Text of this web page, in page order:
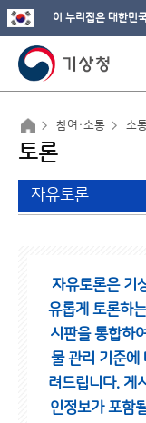
이 누리집은 대한민
참여·소통 소
토론
자유토론
자유토론은 기
유롭게 토론하
시판을 통합하
물 관리 기준에
려드립니다. 게
인정보가 포함